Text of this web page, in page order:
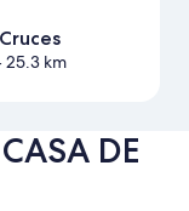
km
DE